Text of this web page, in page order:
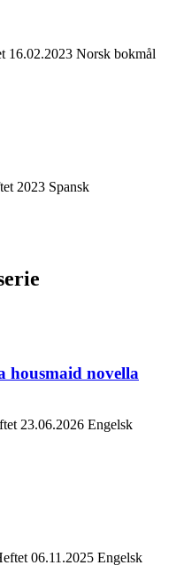
16.02.2023 Norsk bokmål
2023 Spansk
housmaid novella
23.06.2026 Engelsk
06.11.2025 Engelsk